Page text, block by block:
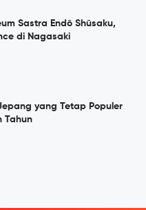
Sastra Endō Shūsaku,
di Nagasaki
yang Tetap Populer
Tahun